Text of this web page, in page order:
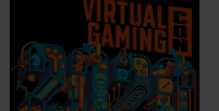
Download spielbox Special 2025
Newsletter
Spieledatenbank
Premium login